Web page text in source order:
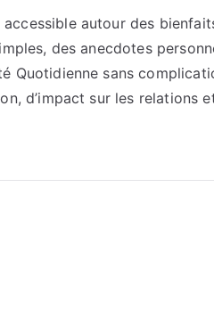
autour des
des anecdotes
Quotidienne sans
d’impact sur les relations